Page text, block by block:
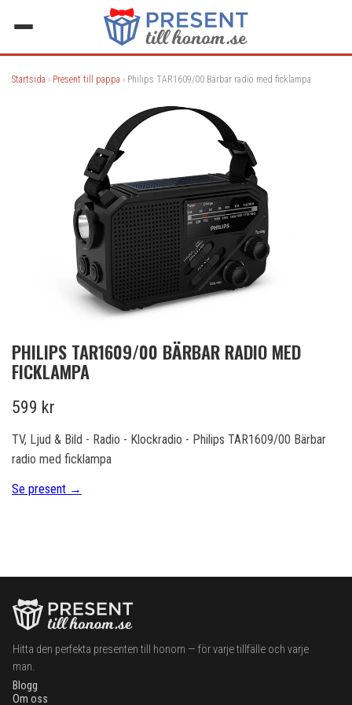
Startsida › Present till pappa › Philips TAR1609/00 Bärbar radio med ficklampa
PHILIPS TAR1609/00 BÄRBAR RADIO MED
FICKLAMPA
599 kr
TV, Ljud & Bild - Radio - Klockradio - Philips TAR1609/00 Bärbar
radio med ficklampa
Se present →
Hitta den perfekta presenten till honom — för varje tillfälle och varje
man.
Blogg
Om oss